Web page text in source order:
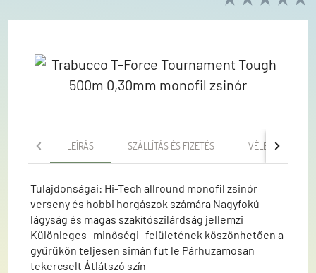
LEÍRÁS SZÁLLÍTÁS ÉS FIZETÉS VÉLEMÉNYEK
Tulajdonságai: Hi-Tech allround monofil zsinór
verseny és hobbi horgászok számára Nagyfokú
lágyság és magas szakítószilárdság jellemzi
Különleges -minőségi- felületének köszönhetően a
gyűrűkön teljesen simán fut le Párhuzamosan
tekercselt Átlátszó szín